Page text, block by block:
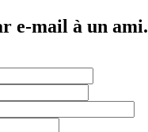
e-mail à un ami.